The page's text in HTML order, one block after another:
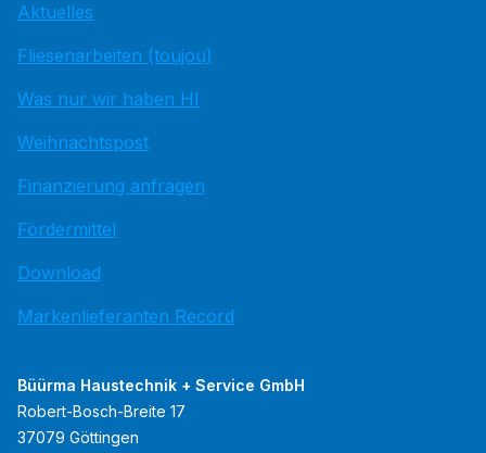
Aktuelles
Fliesenarbeiten (toujou)
Was nur wir haben HI
Weihnachtspost
Finanzierung anfragen
Fördermittel
Download
Markenlieferanten Record
Büürma Haustechnik + Service GmbH
Robert-Bosch-Breite 17
37079 Göttingen